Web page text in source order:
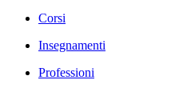
Corsi
Insegnamenti
Professioni